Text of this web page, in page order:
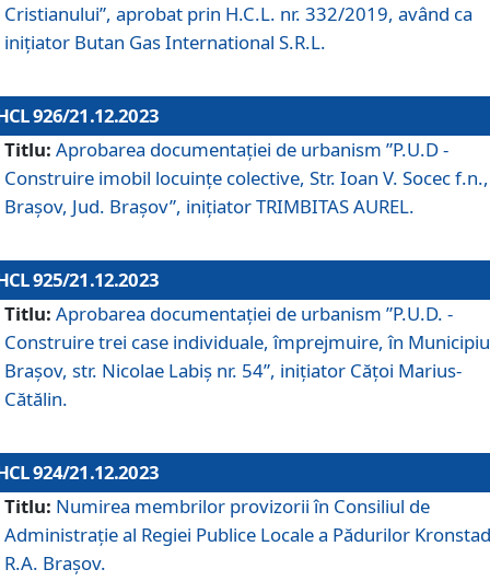
Cristianului”, aprobat prin H.C.L. nr. 332/2019, având ca
inițiator Butan Gas International S.R.L.
926/21.12.2023
Titlu: Aprobarea documentaţiei de urbanism ”P.U.D -
Construire imobil locuințe colective, Str. Ioan V. Socec f.n.,
Brașov, Jud. Brașov”, inițiator TRIMBITAS AUREL.
925/21.12.2023
Titlu: Aprobarea documentaţiei de urbanism ”P.U.D. -
Construire trei case individuale, împrejmuire, în
Brașov, str. Nicolae Labiș nr. 54”, inițiator Cățoi Marius-
Cătălin.
924/21.12.2023
Titlu: Numirea membrilor provizorii în Consiliul de
Administraţie al Regiei Publice Locale a Pădurilor
R.A. Brașov.